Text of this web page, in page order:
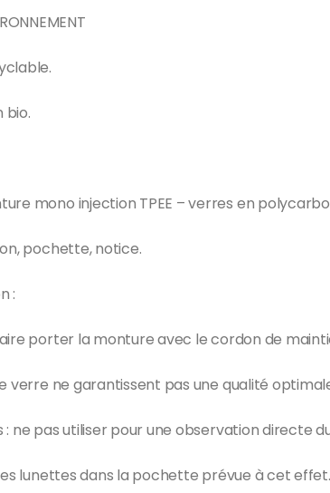
bio.
mono injection TPEE – verres en
pochette, notice.
:
porter la monture avec le cordon de
verre ne garantissent pas une qualité
ne pas utiliser pour une observation directe
lunettes dans la pochette prévue à cet